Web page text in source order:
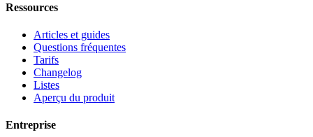
Ressources
Articles et guides
Questions fréquentes
Tarifs
Changelog
Listes
Aperçu du produit
Entreprise